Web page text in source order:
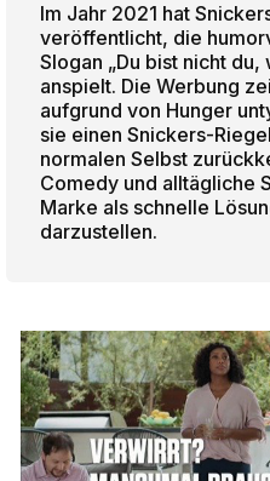
Im Jahr 2021 hat
veröffentlicht, die
Slogan „Du bist nicht du,
anspielt. Die Werbung
aufgrund von Hunger
sie einen Snickers-
normalen Selbst
Comedy und alltägliche
Marke als schnelle
darzustellen.